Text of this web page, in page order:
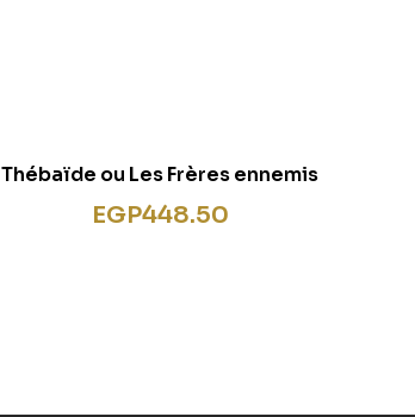
Thébaïde ou Les Frères ennemis
EGP448.50